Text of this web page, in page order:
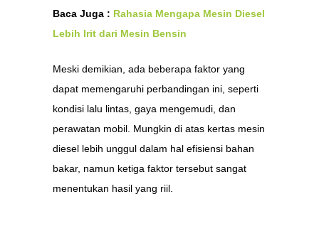
Baca Juga : Rahasia Mengapa Mesin Diesel
Lebih Irit dari Mesin Bensin
Meski demikian, ada beberapa faktor yang
dapat memengaruhi perbandingan ini, seperti
kondisi lalu lintas, gaya mengemudi, dan
perawatan mobil. Mungkin di atas kertas mesin
diesel lebih unggul dalam hal efisiensi bahan
bakar, namun ketiga faktor tersebut sangat
menentukan hasil yang riil.